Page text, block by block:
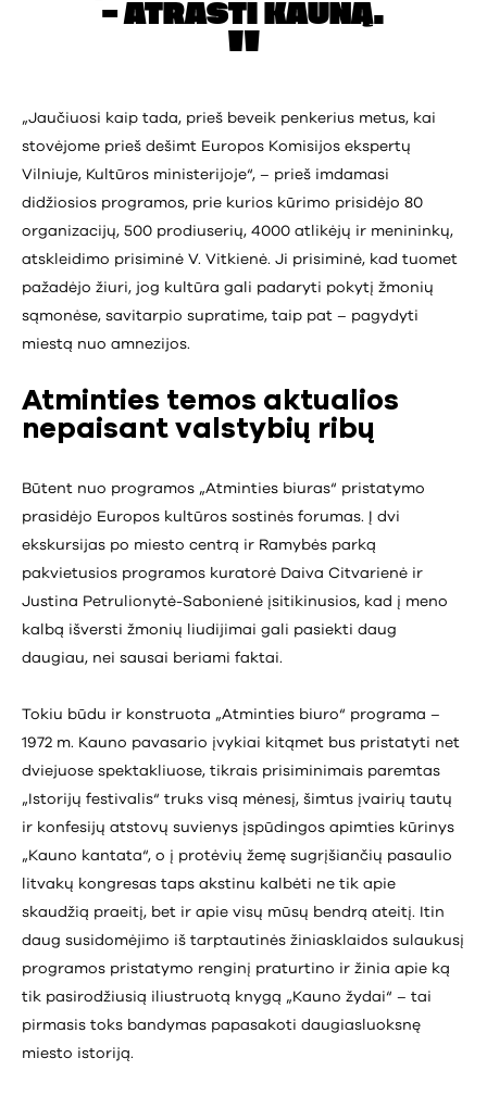
– ATRASTI KAUNĄ.
„Jaučiuosi kaip tada, prieš beveik penkerius metus, kai
stovėjome prieš dešimt Europos Komisijos ekspertų
Vilniuje, Kultūros ministerijoje“, – prieš imdamasi
didžiosios programos, prie kurios kūrimo prisidėjo 80
organizacijų, 500 prodiuserių, 4000 atlikėjų ir menininkų,
atskleidimo prisiminė V. Vitkienė. Ji prisiminė, kad tuomet
pažadėjo žiuri, jog kultūra gali padaryti pokytį žmonių
sąmonėse, savitarpio supratime, taip pat – pagydyti
miestą nuo amnezijos.
Atminties temos aktualios
nepaisant valstybių ribų
Būtent nuo programos „Atminties biuras“ pristatymo
prasidėjo Europos kultūros sostinės forumas. Į dvi
ekskursijas po miesto centrą ir Ramybės parką
pakvietusios programos kuratorė Daiva Citvarienė ir
Justina Petrulionytė-Sabonienė įsitikinusios, kad į meno
kalbą išversti žmonių liudijimai gali pasiekti daug
daugiau, nei sausai beriami faktai.
Tokiu būdu ir konstruota „Atminties biuro“ programa –
1972 m. Kauno pavasario įvykiai kitąmet bus pristatyti net
dviejuose spektakliuose, tikrais prisiminimais paremtas
„Istorijų festivalis“ truks visą mėnesį, šimtus įvairių tautų
ir konfesijų atstovų suvienys įspūdingos apimties kūrinys
„Kauno kantata“, o į protėvių žemę sugrįšiančių pasaulio
litvakų kongresas taps akstinu kalbėti ne tik apie
skaudžią praeitį, bet ir apie visų mūsų bendrą ateitį. Itin
daug susidomėjimo iš tarptautinės žiniasklaidos sulaukusį
programos pristatymo renginį praturtino ir žinia apie ką
tik pasirodžiusią iliustruotą knygą „Kauno žydai“ – tai
pirmasis toks bandymas papasakoti daugiasluoksnę
miesto istoriją.